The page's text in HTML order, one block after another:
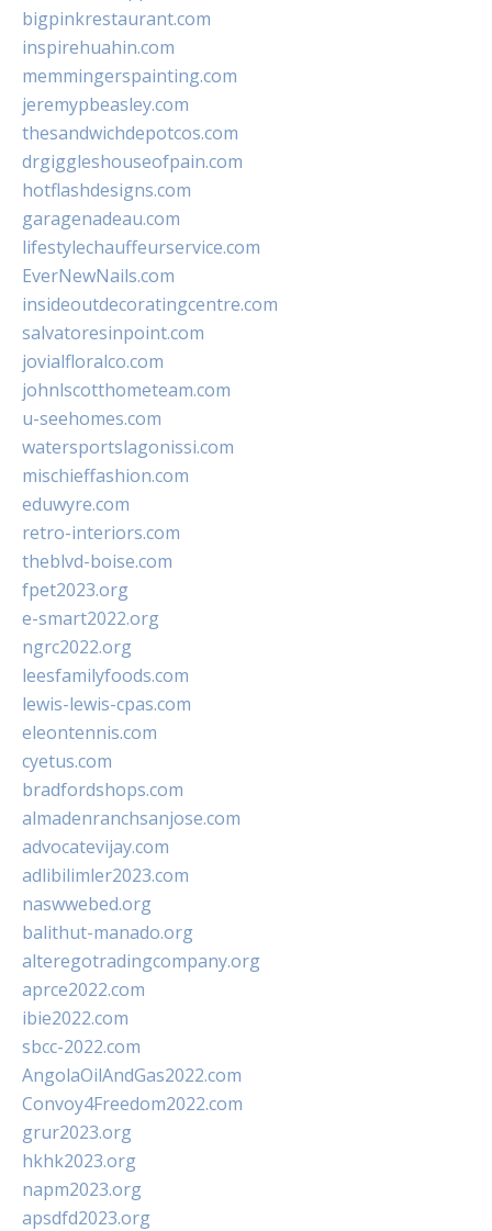
bigpinkrestaurant.com
inspirehuahin.com
memmingerspainting.com
jeremypbeasley.com
thesandwichdepotcos.com
drgiggleshouseofpain.com
hotflashdesigns.com
garagenadeau.com
lifestylechauffeurservice.com
EverNewNails.com
insideoutdecoratingcentre.com
salvatoresinpoint.com
jovialfloralco.com
johnlscotthometeam.com
u-seehomes.com
watersportslagonissi.com
mischieffashion.com
eduwyre.com
retro-interiors.com
theblvd-boise.com
fpet2023.org
e-smart2022.org
ngrc2022.org
leesfamilyfoods.com
lewis-lewis-cpas.com
eleontennis.com
cyetus.com
bradfordshops.com
almadenranchsanjose.com
advocatevijay.com
adlibilimler2023.com
naswwebed.org
balithut-manado.org
alteregotradingcompany.org
aprce2022.com
ibie2022.com
sbcc-2022.com
AngolaOilAndGas2022.com
Convoy4Freedom2022.com
grur2023.org
hkhk2023.org
napm2023.org
apsdfd2023.org